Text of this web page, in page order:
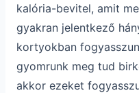
kalória-bevitel, amit
gyakran jelentkező
kortyokban
gyomrunk meg tud
akkor ezeket